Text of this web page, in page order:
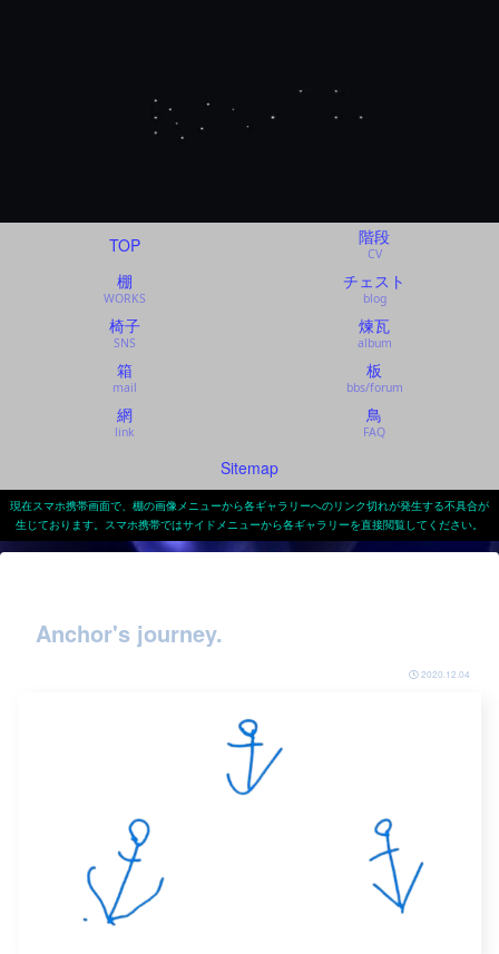
TOP 階段
CV
棚
WORKS
チェスト
blog
椅子
SNS
煉瓦
album
箱
mail
板
bbs/forum
網
link
鳥
FAQ
Sitemap
現在スマホ携帯画面で、棚の画像メニューから各ギャラリーへのリンク切れが発生する不具合が
生じております。スマホ携帯ではサイドメニューから各ギャラリーを直接閲覧してください。
Anchor's journey.
2020.12.04